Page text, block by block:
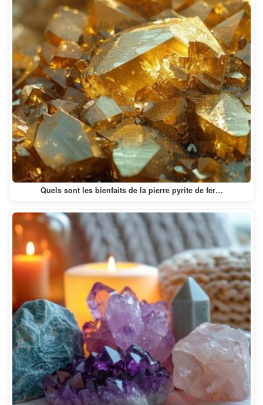
Quels sont les bienfaits de la pierre pyrite de fer…